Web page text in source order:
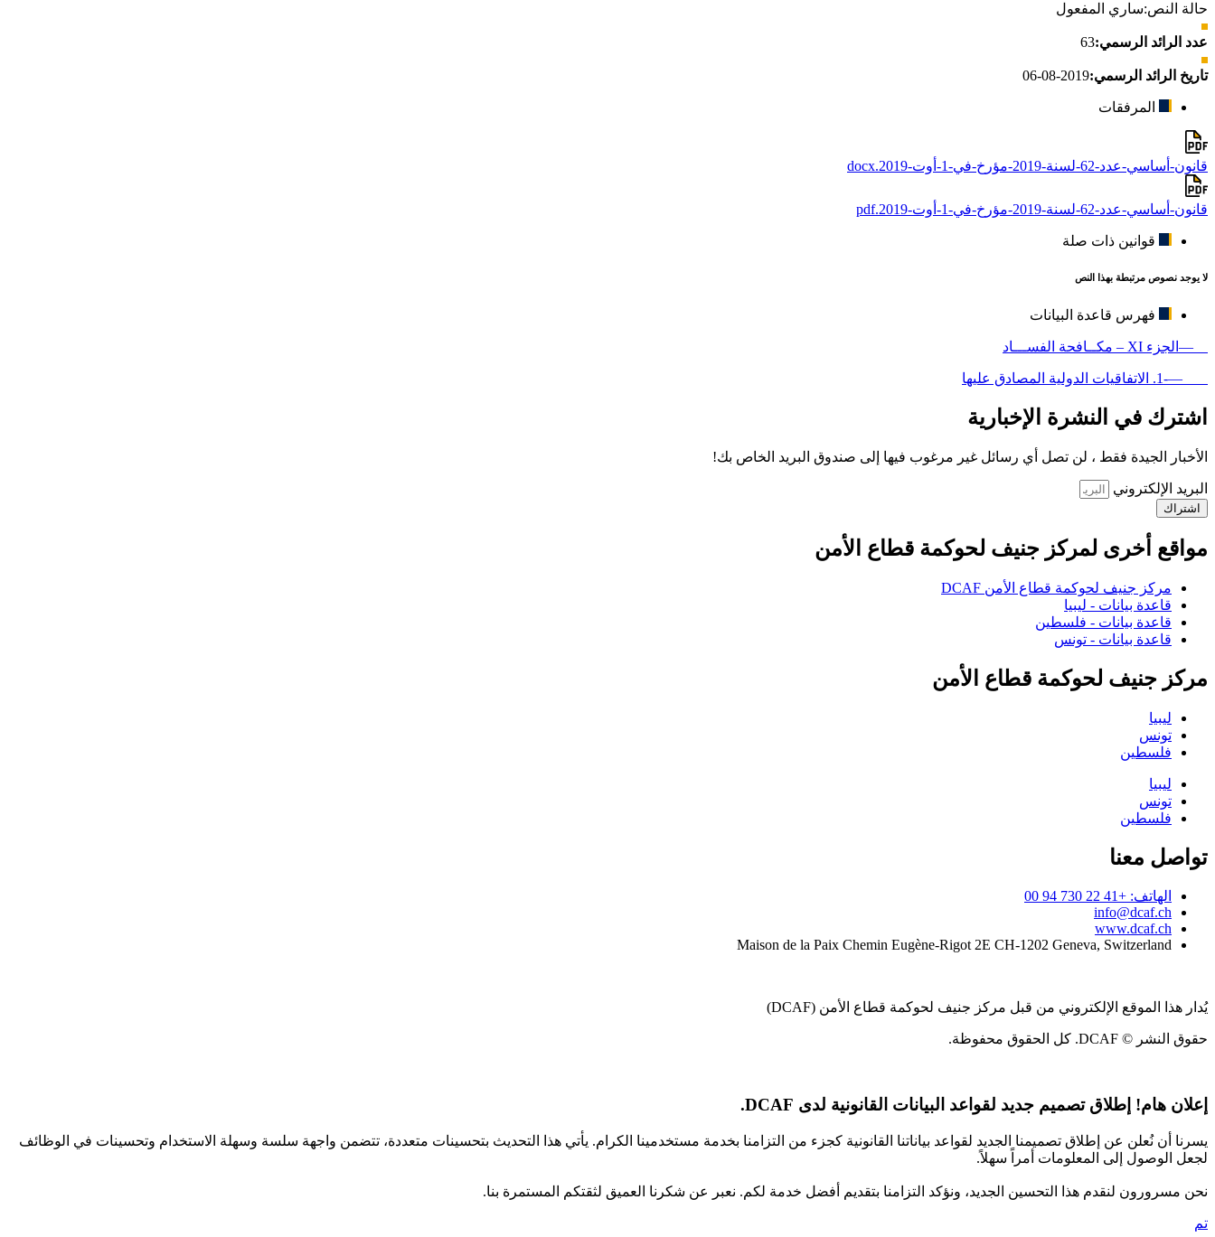
حالة النص:ساري المفعول
عدد الرائد الرسمي:63
تاريخ الرائد الرسمي:2019-08-06
المرفقات
قانون-أساسي-عدد-62-لسنة-2019-مؤرخ-في-1-أوت-2019.docx
قانون-أساسي-عدد-62-لسنة-2019-مؤرخ-في-1-أوت-2019.pdf
قوانين ذات صلة
لا يوجد نصوص مرتبطة بهذا النص
فهرس قاعدة البيانات
—الجزء XI – مكــافحة الفســـاد
—-1. الاتفاقيات الدولية المصادق عليها
اشترك في النشرة الإخبارية
الأخبار الجيدة فقط ، لن تصل أي رسائل غير مرغوب فيها إلى صندوق البريد الخاص بك!
البريد الإلكتروني
اشتراك
مواقع أخرى لمركز جنيف لحوكمة قطاع الأمن
مركز جنيف لحوكمة قطاع الأمن DCAF
قاعدة بيانات - ليبيا
قاعدة بيانات - فلسطين
قاعدة بيانات - تونس
مركز جنيف لحوكمة قطاع الأمن
ليبيا
تونس
فلسطين
ليبيا
تونس
فلسطين
تواصل معنا
الهاتف: +41 22 730 94 00
info@dcaf.ch
www.dcaf.ch
Maison de la Paix Chemin Eugène-Rigot 2E CH-1202 Geneva, Switzerland
يُدار هذا الموقع الإلكتروني من قبل مركز جنيف لحوكمة قطاع الأمن (DCAF)
حقوق النشر © DCAF. كل الحقوق محفوظة.
إعلان هام! إطلاق تصميم جديد لقواعد البيانات القانونية لدى DCAF.
يسرنا أن نُعلن عن إطلاق تصميمنا الجديد لقواعد بياناتنا القانونية كجزء من التزامنا بخدمة مستخدمينا الكرام. يأتي هذا التحديث بتحسينات متعددة، تتضمن واجهة سلسة وسهلة الاستخدام وتحسينات في الوظائف
لجعل الوصول إلى المعلومات أمراً سهلاً.
نحن مسرورون لنقدم هذا التحسين الجديد، ونؤكد التزامنا بتقديم أفضل خدمة لكم. نعبر عن شكرنا العميق لثقتكم المستمرة بنا.
تم